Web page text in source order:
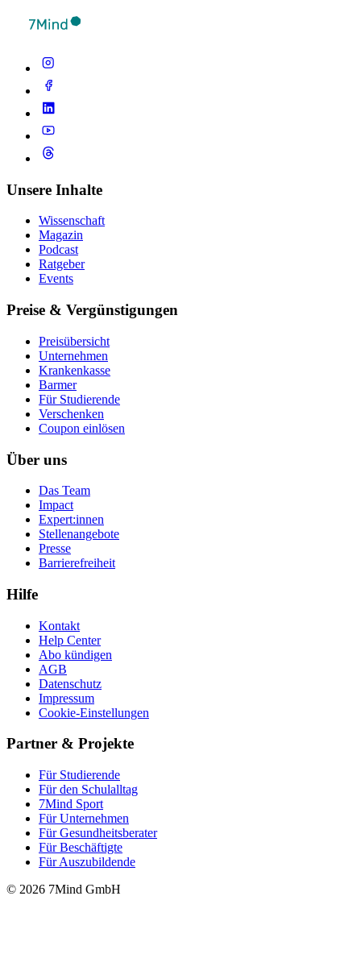
Unsere Inhalte
Wissenschaft
Magazin
Podcast
Ratgeber
Events
Preise & Vergünstigungen
Preisübersicht
Unternehmen
Krankenkasse
Barmer
Für Studierende
Ver­schen­ken
Coupon einlösen
Über uns
Das Team
Impact
Expert:innen
Stellenangebote
Presse
Barrierefreiheit
Hilfe
Kontakt
Help Center
Abo kündigen
AGB
Datenschutz
Impressum
Cookie-Einstellungen
Partner & Projekte
Für Stu­die­rende
Für den Schulalltag
7Mind Sport
Für Unter­neh­men
Für Gesund­heits­be­ra­ter
Für Beschäftigte
Für Auszubildende
© 2026 7Mind GmbH